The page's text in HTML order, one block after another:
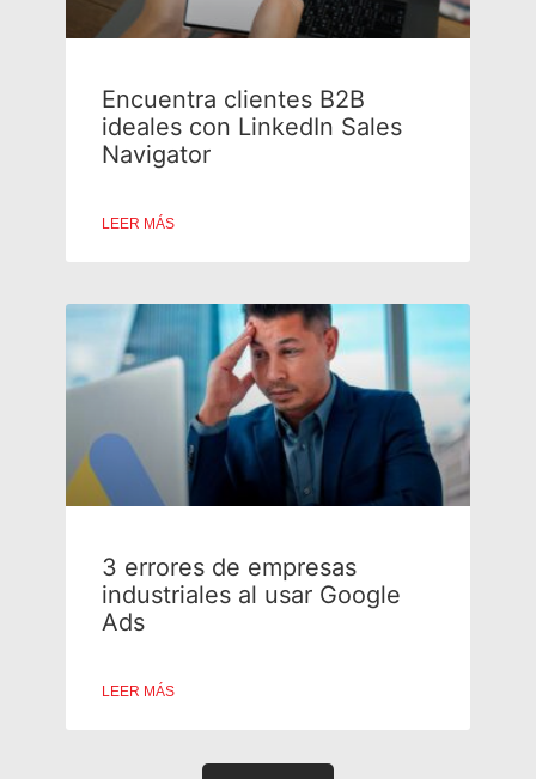
Encuentra clientes B2B
ideales con LinkedIn Sales
Navigator
LEER MÁS
3 errores de empresas
industriales al usar Google
Ads
LEER MÁS